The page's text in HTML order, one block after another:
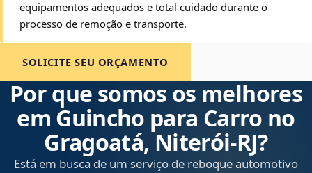
equipamentos adequados e total cuidado durante o
processo de remoção e transporte.
SOLICITE SEU ORÇAMENTO
Por que somos os melhores
em Guincho para Carro no
Gragoatá, Niterói‑RJ?
Está em busca de um serviço de reboque automotivo